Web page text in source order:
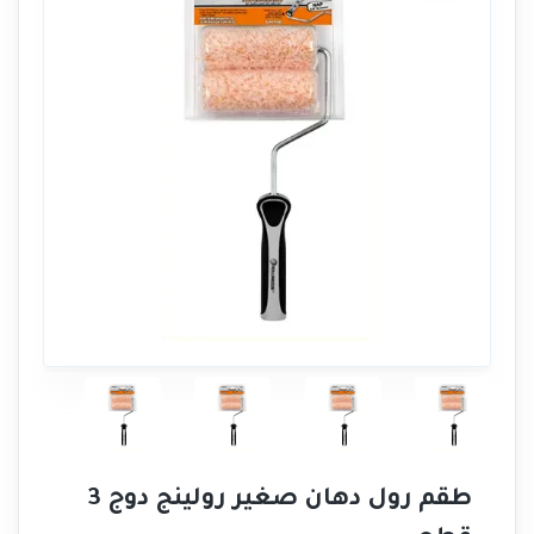
طقم رول دهان صغير رولينج دوج 3